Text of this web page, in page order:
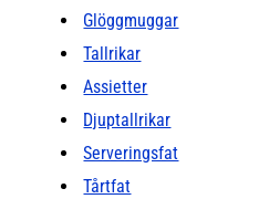
Glöggmuggar
Tallrikar
Assietter
Djuptallrikar
Serveringsfat
Tårtfat